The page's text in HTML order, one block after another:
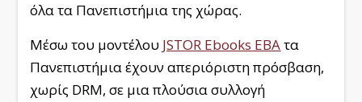
όλα τα Πανεπιστήμια της χώρας.
Μέσω του μοντέλου JSTOR Ebooks EBAτα
Πανεπιστήμια έχουν απεριόριστη πρόσβαση,
χωρίς DRM, σε μια πλούσια συλλογή